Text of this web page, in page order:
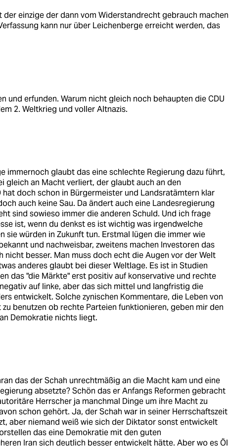
der einzige der dann vom Widerstandrecht gebrauch machen
kann nur über Leichenberge erreicht werden, das
und erfunden. Warum nicht gleich noch behaupten die CDU
2. Weltkrieg und voller Altnazis.
immernoch glaubt das eine schlechte Regierung dazu führt,
gleich an Macht verliert, der glaubt auch an den
hat doch schon in Bürgermeister und Landsratämtern klar
auch keine Sau. Da ändert auch eine Landesregierung
sind sowieso immer die anderen Schuld. Und ich frage
ist, wenn du denkst es ist wichtig was irgendwelche
sie würden in Zukunft tun. Erstmal lügen die immer wie
und nachweisbar, zweitens machen Investoren das
nicht besser. Man muss doch echt die Augen vor der Welt
anderes glaubt bei dieser Weltlage. Es ist in Studien
das "die Märkte" erst positiv auf konservative und rechte
auf linke, aber das sich mittel und langfristig die
entwickelt. Solche zynischen Kommentare, die Leben von
benutzen ob rechte Parteien funktionieren, geben mir den
Demokratie nichts liegt.
das der Schah unrechtmäßig an die Macht kam und eine
absetzte? Schön das er Anfangs Reformen gebracht
Herrscher ja manchmal Dinge um ihre Macht zu
schon gehört. Ja, der Schah war in seiner Herrschaftszeit
aber niemand weiß wie sich der Diktator sonst entwickelt
das eine Demokratie mit den guten
Iran sich deutlich besser entwickelt hätte. Aber wo es Öl